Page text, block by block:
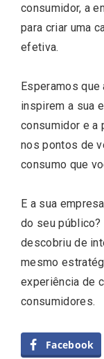
consumidor, a
para criar uma
efetiva.
Esperamos
inspirem a sua
consumidor e a
nos pontos de
consumo que
E a sua
do seu público?
descobriu de
mesmo
experiência de
consumidores.
Facebook